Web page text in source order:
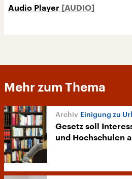
Audio Player
Mehr zum Thema
Einigung zu
Gesetz soll
und Hochschulen